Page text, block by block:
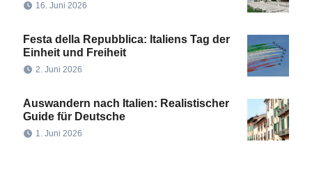
16. Juni 2026
Festa della Repubblica: Italiens Tag der
Einheit und Freiheit
2. Juni 2026
Auswandern nach Italien: Realistischer
Guide für Deutsche
1. Juni 2026